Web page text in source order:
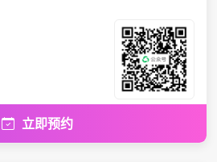
立即预约